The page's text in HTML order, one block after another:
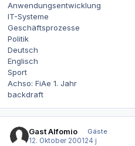
Anwendungsentwicklung
IT-Systeme
Geschäftsprozesse
Politik
Deutsch
Englisch
Sport
Achso: FiAe 1. Jahr
backdraft
Gast Alfomio
Gäste
12. Oktober 2001 24 j